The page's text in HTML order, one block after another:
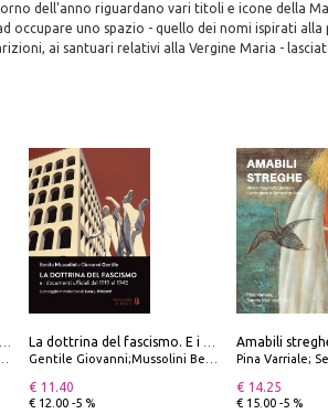
dell'anno riguardano vari titoli e icone della
occupare uno spazio - quello dei nomi ispirati alla
ai santuari relativi alla Vergine Maria -
Gentile Giovanni;Mussolini Benito
€ 11.40
€ 12.00 -5 %
Pina Varriale;
€ 14.25
€ 15.00 -5 %